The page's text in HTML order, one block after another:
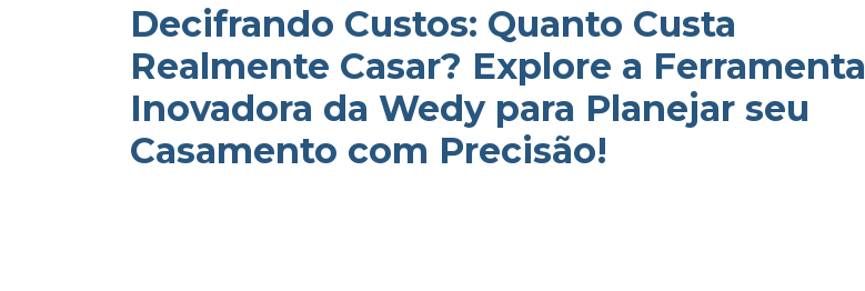
Decifrando Custos: Quanto Custa
Realmente Casar? Explore a Ferramenta
Inovadora da Wedy para Planejar seu
Casamento com Precisão!